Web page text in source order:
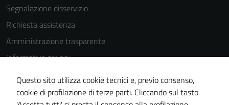
Segnalazione disservizio
Richiesta assistenza
Amministrazione trasparente
Informativa privacy
Cookie Policy
Note legali
Questo sito utilizza cookie tecnici e, previo consenso,
cookie di profilazione di terze parti. Cliccando sul tasto